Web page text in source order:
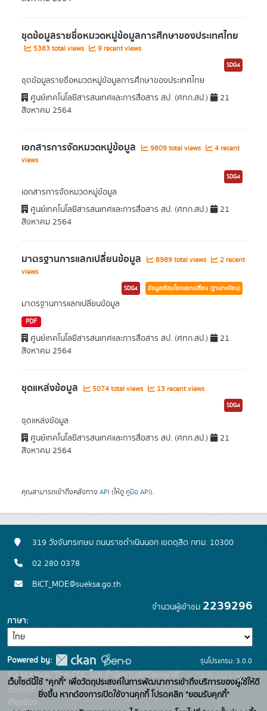
ชุดข้อมูลรายชื่อหมวดหมู่ข้อมูลการศึกษาของประเทศไทย
5383 total views 9 recent views
SDG4
ชุดข้อมูลรายชื่อหมวดหมู่ข้อมูลการศึกษาของประเทศไทย
ศูนย์เทคโนโลยีสารสนเทศและการสื่อสาร สป. (ศทก.สป.)
21
สิงหาคม 2564
เอกสารการจัดหมวดหมู่ข้อมูล 9809 total views
4 recent
views
SDG4
เอกสารการจัดหมวดหมู่ข้อมูล
ศูนย์เทคโนโลยีสารสนเทศและการสื่อสาร สป. (ศทก.สป.)
21
สิงหาคม 2564
มาตรฐานการแลกเปลี่ยนข้อมูล 8989 total views
2 recent
views
SDG4 ข้อมูลเชื่อมโยงแลกเปลี่ยน (ฐานทะเบียน)
มาตรฐานการแลกเปลี่ยนข้อมูล
PDF
ศูนย์เทคโนโลยีสารสนเทศและการสื่อสาร สป. (ศทก.สป.)
21
สิงหาคม 2564
ชุดแหล่งข้อมูล 5074 total views 13 recent views
SDG4
ชุดแหล่งข้อมูล
ศูนย์เทคโนโลยีสารสนเทศและการสื่อสาร สป. (ศทก.สป.)
21
สิงหาคม 2564
คุณสามารถเข้าถึงคลังทาง API (ให้ดู คู่มือ API).
319 วังจันทรเกษม ถนนราชดำเนินนอก เขตดุสิต กทม. 10300
02 280 0378
BICT_MOE@sueksa.go.th
จำนวนผู้เข้าชม 2239296
ภาษา
Powered by:
สนับสนุนระบบ Thai-GDC โดย สำนักงานสถิติแห่งชาติ
เว็บไซต์ที่
เกี่ยวข้อง:
ระบบบัญชีข้อมูลภาครัฐ
รุ่นโปรแกรม: 3.0.0
วันที่: 2025-06-
26
เว็บไซต์นี้ใช้ "คุกกี้" เพื่อวัตถุประสงค์ในการพัฒนาการเข้าถึงบริการของผู้ใช้ให้ดี
ยิ่งขึ้น หากต้องการเปิดใช้งานคุกกี้ โปรดคลิก "ยอมรับคุกกี้"
x